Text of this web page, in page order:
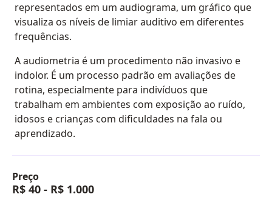
representados em um audiograma, um gráfico que
visualiza os níveis de limiar auditivo em diferentes
frequências.
A audiometria é um procedimento não invasivo e
indolor. É um processo padrão em avaliações de
rotina, especialmente para indivíduos que
trabalham em ambientes com exposição ao ruído,
idosos e crianças com dificuldades na fala ou
aprendizado.
Preço
R$ 40 - R$ 1.000